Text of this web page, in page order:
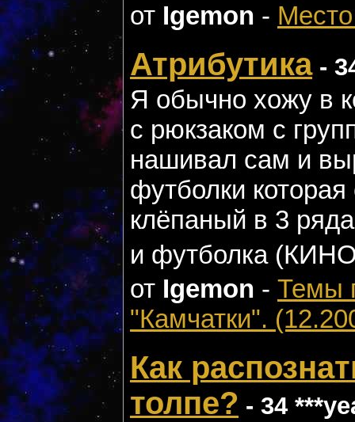
от Igemon -
Атрибутика-
Я обычно хожу в
с рюкзаком с
нашивал сам и
футболки
клёпаный в 3
и футболка
от Igemon - Темы
"Камчатки".
Как
толпе? - 34